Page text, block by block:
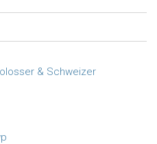
& Schweizer